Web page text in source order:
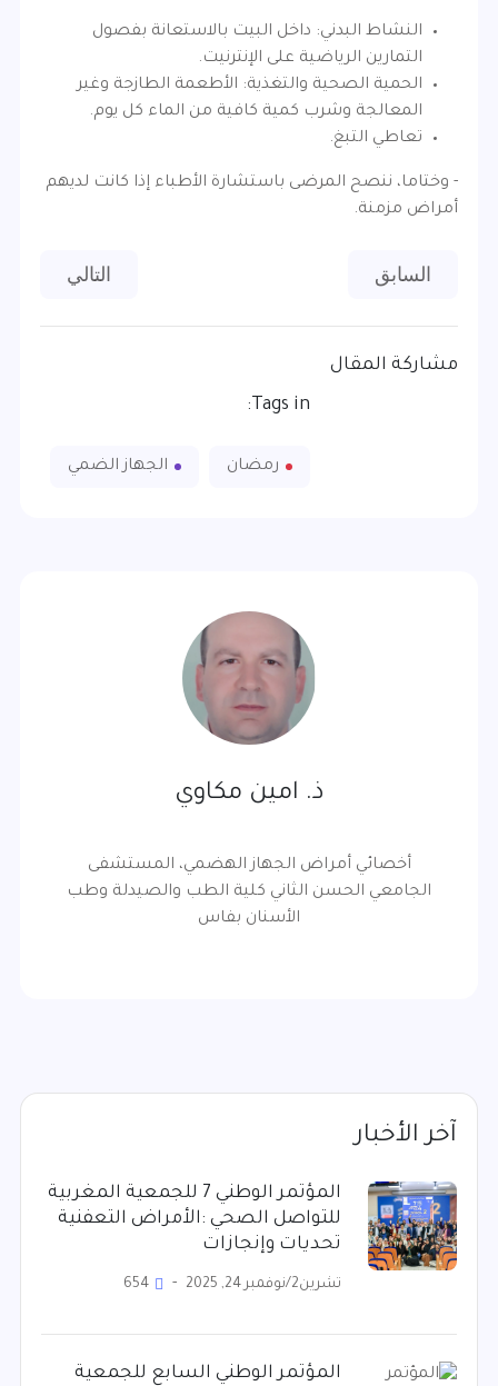
النشاط البدني: داخل البيت بالاستعانة بفصول
التمارين الرياضية على الإنترنيت.
الحمية الصحية والتغذية: الأطعمة الطازجة وغير
المعالجة وشرب كمية كافية من الماء كل يوم.
تعاطي التبغ.
- وختاما، ننصح المرضى باستشارة الأطباء إذا كانت لديهم
أمراض مزمنة.
المقال السابق: تغيير مواقيت تناول الأدوية أثناء
السابق المقال
التالي
مشاركة المقال
Tags in:
رمضان الجهاز الضمي
ذ. امين مكاوي
أخصائي أمراض الجهاز الهضمي، المستشفى
الجامعي الحسن الثاني كلية الطب والصيدلة وطب
الأسنان بفاس
آخر الأخبار
المؤتمر الوطني 7 للجمعية المغربية
للتواصل الصحي :الأمراض التعفنية
تحديات وإنجازات
تشرين2/نوفمبر 24, 2025 654
المؤتمر الوطني السابع للجمعية